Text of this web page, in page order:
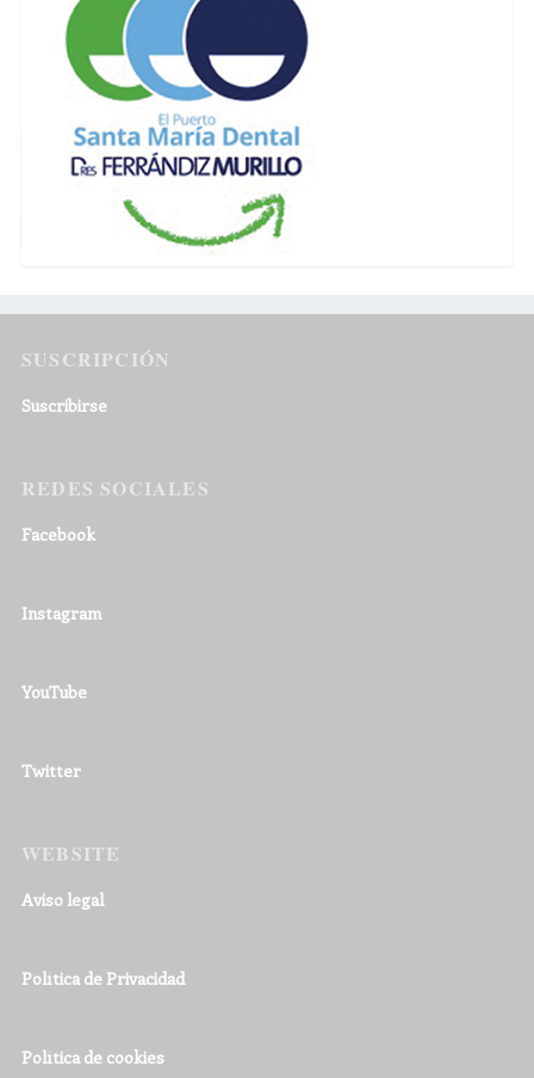
SUSCRIPCIÓN
Suscribirse
REDES SOCIALES
Facebook
Instagram
YouTube
Twitter
WEBSITE
Aviso legal
Política de Privacidad
Política de cookies